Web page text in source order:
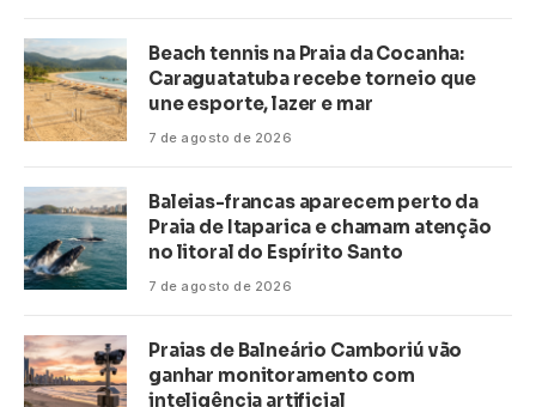
Beach tennis na Praia da Cocanha:
Caraguatatuba recebe torneio que
une esporte, lazer e mar
7 de agosto de 2026
Baleias-francas aparecem perto da
Praia de Itaparica e chamam atenção
no litoral do Espírito Santo
7 de agosto de 2026
Praias de Balneário Camboriú vão
ganhar monitoramento com
inteligência artificial